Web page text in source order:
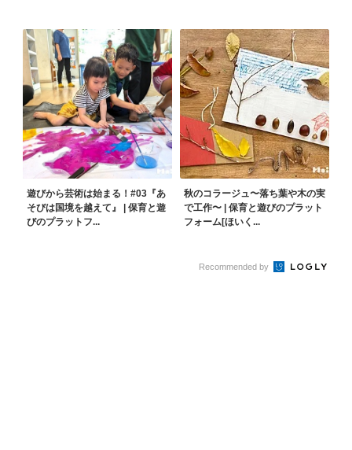
遊びから芸術は始まる！#03『あ
そびは国境を越えて』 | 保育と遊
びのプラットフ...
秋のコラージュ〜落ち葉や木の実
で工作〜 | 保育と遊びのプラット
フォーム[ほいく...
Recommended by